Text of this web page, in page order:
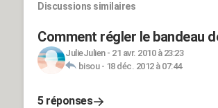
Discussions similaires
Comment régler le bandeau
JulieJulien- 21 avr. 2010 à 23:23
bisou- 18 déc. 2012 à 07:44
5 réponses